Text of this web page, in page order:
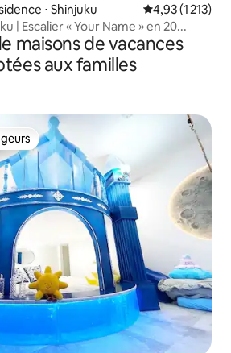
⋅ Shinjuku Évaluation
4,93 (1 213)
| Escalier « Your Name » en 20...
maisons de vacances
aux familles